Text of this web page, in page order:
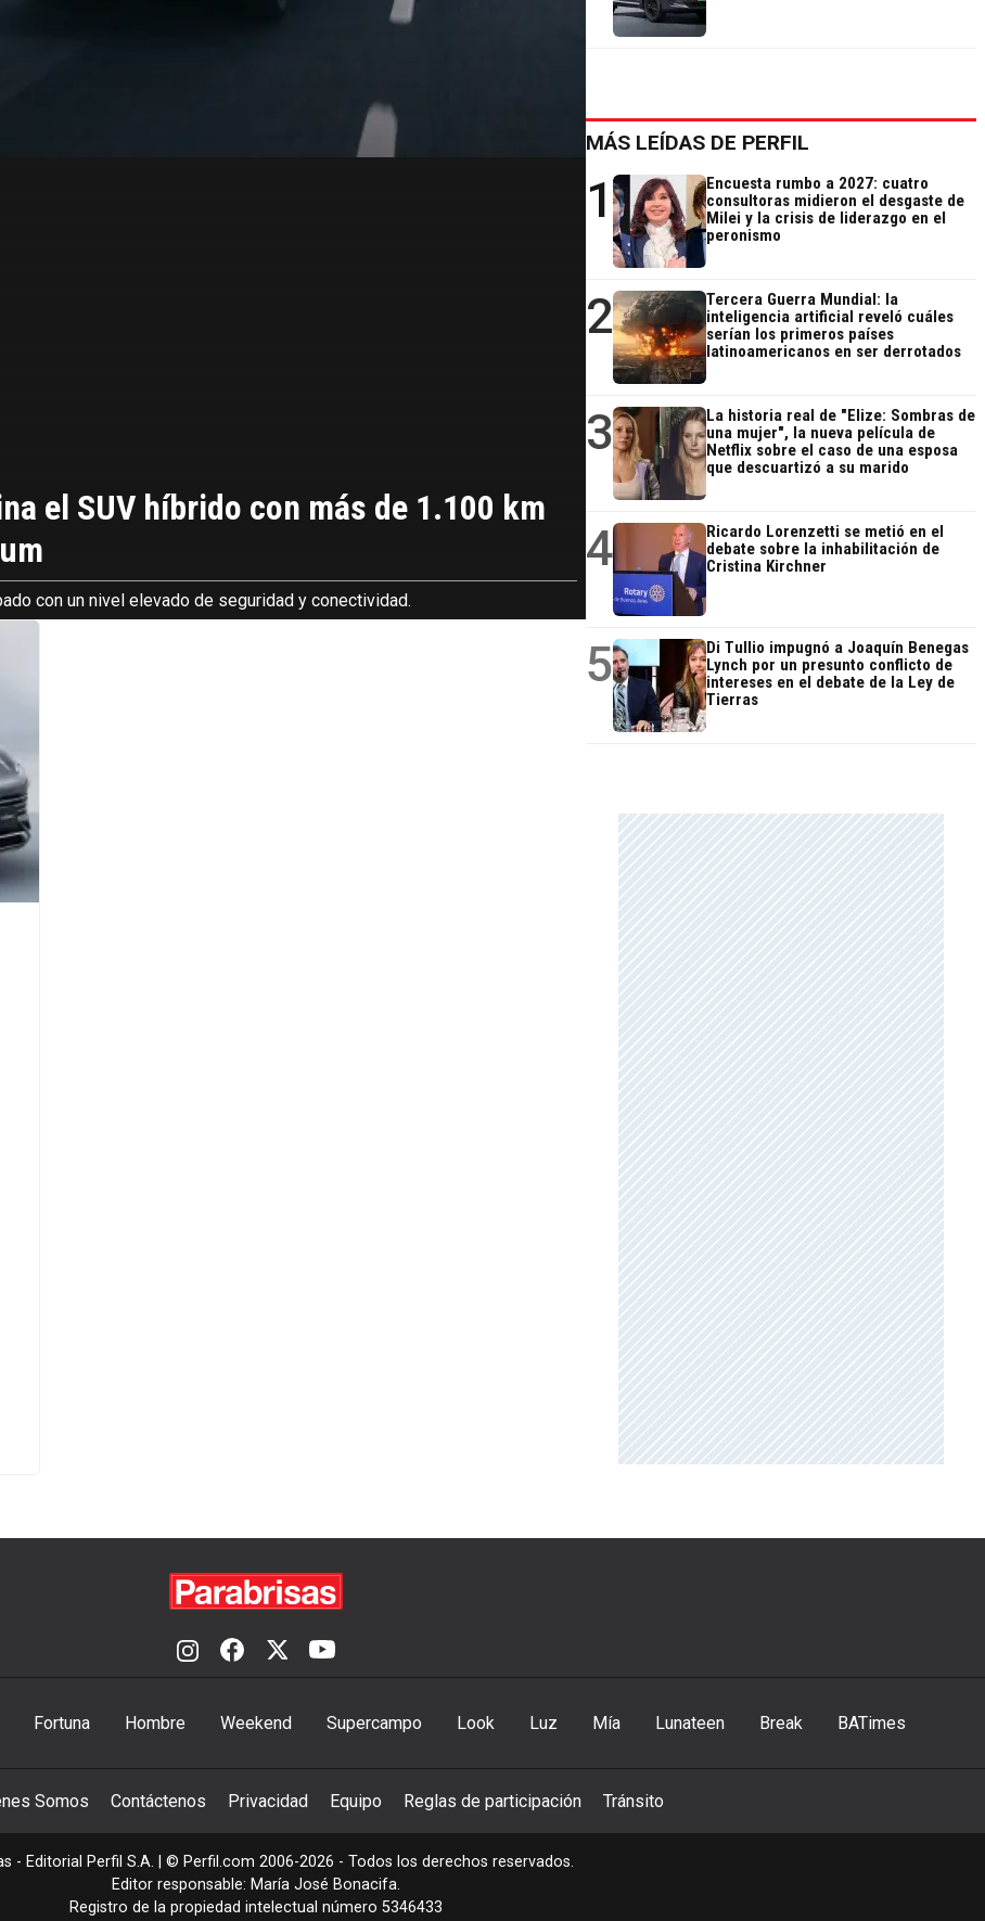
el SUV híbrido con más de 1.100 km
con un nivel elevado de seguridad y conectividad.
MÁS LEÍDAS DE PERFIL
1
Encuesta rumbo a 2027: cuatro
consultoras midieron el desgaste de
Milei y la crisis de liderazgo en el
peronismo
2
Tercera Guerra Mundial: la
inteligencia artificial reveló cuáles
serían los primeros países
latinoamericanos en ser derrotados
3
La historia real de "Elize: Sombras de
una mujer", la nueva película de
Netflix sobre el caso de una esposa
que descuartizó a su marido
4
Ricardo Lorenzetti se metió en el
debate sobre la inhabilitación de
Cristina Kirchner
5
Di Tullio impugnó a Joaquín Benegas
Lynch por un presunto conflicto de
intereses en el debate de la Ley de
Tierras
Fortuna Hombre Weekend Supercampo Look Luz Mía Lunateen Break BATimes
Somos Contáctenos Privacidad Equipo Reglas de participación Tránsito
- Editorial Perfil S.A. | © Perfil.com 2006-2026 - Todos los derechos reservados.
Editor responsable: María José Bonacifa.
Registro de la propiedad intelectual número 5346433